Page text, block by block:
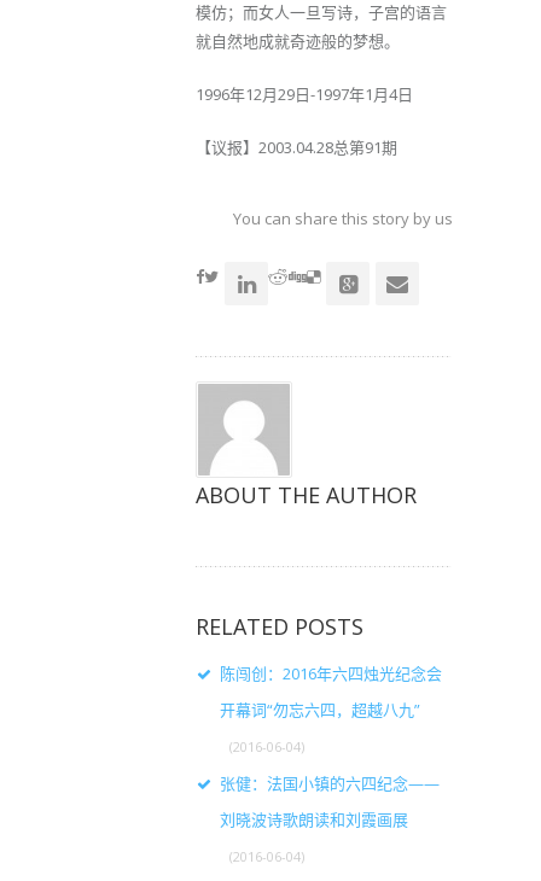
模仿；而女人一旦写诗，子宫的语言
就自然地成就奇迹般的梦想。
1996年12月29日-1997年1月4日
【议报】2003.04.28总第91期
You can share this story by using your
ABOUT THE AUTHOR
RELATED POSTS
陈闯创：2016年六四烛光纪念会
开幕词“勿忘六四，超越八九”
(2016-06-04)
张健：法国小镇的六四纪念——
刘晓波诗歌朗读和刘霞画展
(2016-06-04)